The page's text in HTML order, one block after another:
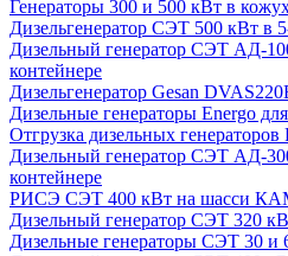
Генераторы 300 и 500 кВт в
Дизельгенератор СЭТ 500 кВт в
Дизельный генератор СЭТ АД-
контейнере
Дизельгенератор Gesan
Дизельные генераторы Energo
Отгрузка дизельных
Дизельный генератор СЭТ АД-
контейнере
РИСЭ СЭТ 400 кВт на шасси
Дизельный генератор СЭТ 320
Дизельные генераторы СЭТ 30 и